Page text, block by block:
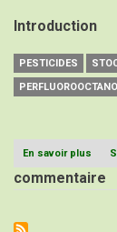
Introduction
PESTICIDES
En savoir plus
commentaire